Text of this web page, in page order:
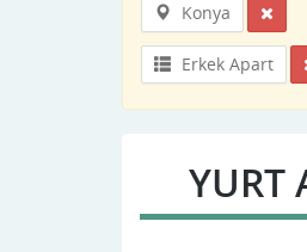
Konya
Erkek Apart
YURT